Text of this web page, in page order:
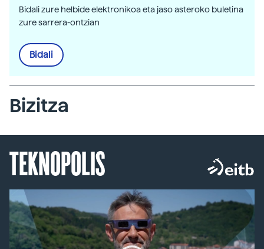
Bidali zure helbide elektronikoa eta jaso asteroko buletina
zure sarrera-ontzian
Bidali
Bizitza
TEKNOPOLIS